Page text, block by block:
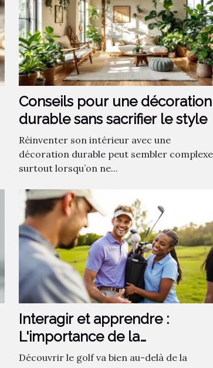
Conseils pour une décoration
durable sans sacrifier le style
Réinventer son intérieur avec une
décoration durable peut sembler
surtout lorsqu’on ne...
Interagir et apprendre :
L'importance de la
communauté dans
Découvrir le golf va bien au-delà de la